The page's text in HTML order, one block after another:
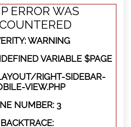
ERROR WAS
WARNING
VARIABLE $PAGE
RIGHT-SIDEBAR-
VIEW.PHP
NUMBER: 3
BACKTRACE: